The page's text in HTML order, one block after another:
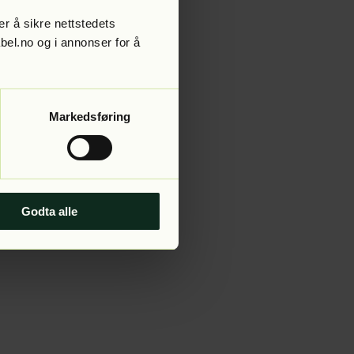
å sikre nettstedets
og i annonser for å
Markedsføring
Godta alle